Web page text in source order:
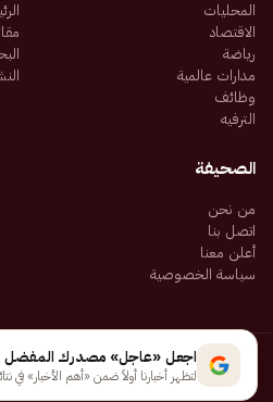
المحليات
الاقتصاد
رياضة
مدارات عالمية
وظائف
الترفيه
الصحيفة
من نحن
اتصل بنا
أعلن معنا
سياسة الخصوصية
جميع الحقوق محفوظة لـ شركة إيجاز للنشر
سياسة الخصوصيةشروط الاستخدام
اجعل «عاجل» مصدرك المفضل
لتظهر أخبارنا أولاً ضمن «أهم الأخبار» في